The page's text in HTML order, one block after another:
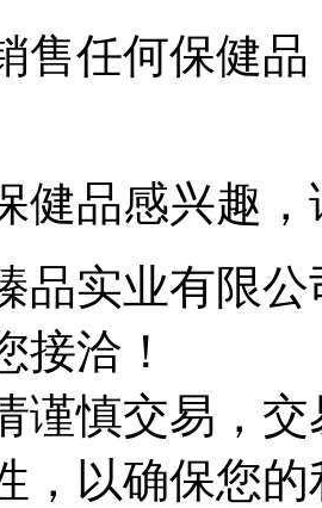
售任何保健
健品感兴趣
品实业有限公
接洽！
谨慎交易，
，以确保您